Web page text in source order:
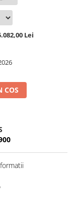
Lei
COS